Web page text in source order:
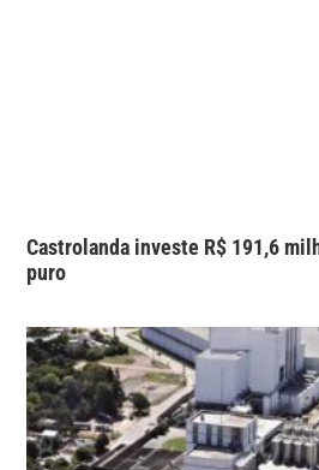
Castrolanda investe R$ 191,6
puro